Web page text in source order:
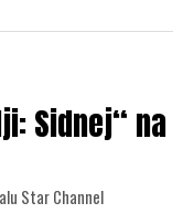
Sidnej“ na
Star Channel